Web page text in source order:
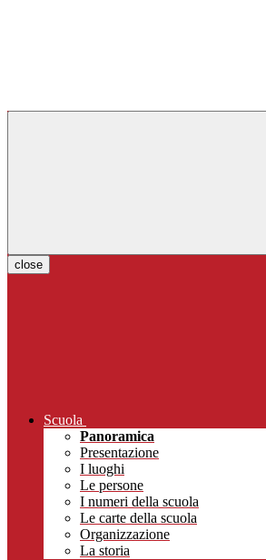
close
Scuola
Panoramica
Presentazione
I luoghi
Le persone
I numeri della scuola
Le carte della scuola
Organizzazione
La storia